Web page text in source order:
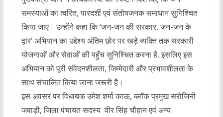
समस्याओं का त्वरित, पारदर्शी एवं संतोषजनक समाधान सुनिश्चित
किया जाए। उन्होंने कहा कि ‘जन-जन की सरकार, जन-जन के
द्वार’ अभियान का उद्देश्य अंतिम छोर पर खड़े व्यक्ति तक सरकारी
योजनाओं और सेवाओं की पहुँच सुनिश्चित करना है, इसलिए इस
अभियान को पूरी संवेदनशीलता, जिम्मेदारी और प्रभावशीलता के
साथ संचालित किया जाना जरूरी है।
इस अवसर पर विधायक उमेश शर्मा काऊ, ब्लॉक प्रमुख सरोजिनी
जवाड़ी, जिला पंचायत सदस्य वीर सिंह चौहान एवं अन्य